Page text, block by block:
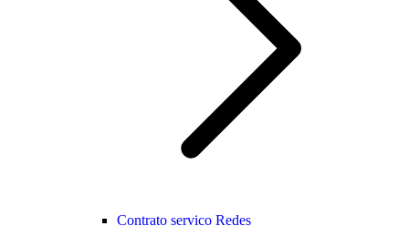
Contrato servico Redes